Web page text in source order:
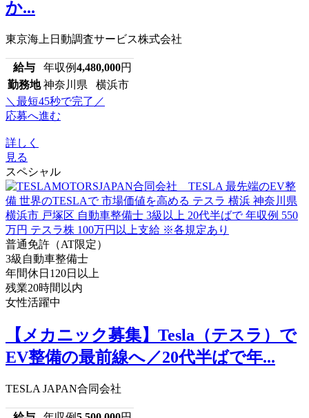
か...
東京海上日動調査サービス株式会社
給与 年収例4,480,000円
勤務地 神奈川県 横浜市
＼最短45秒で完了／
応募へ進む
詳しく
見る
スペシャル
普通免許（AT限定）
3級自動車整備士
年間休日120日以上
残業20時間以内
女性活躍中
【メカニック募集】Tesla（テスラ）で
EV整備の最前線へ／20代半ばで年...
TESLA JAPAN合同会社